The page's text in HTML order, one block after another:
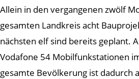
Allein in den vergangenen zwölf
gesamten Landkreis acht
nächsten elf sind bereits geplant.
Vodafone 54 Mobilfunkstationen
gesamte Bevölkerung ist dadurch